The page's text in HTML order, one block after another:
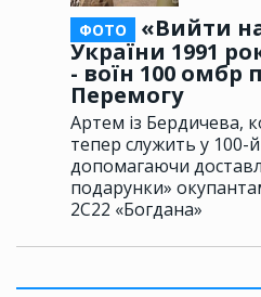
ФОТО
«Вийти
України 1991
- воїн 100 омбр
Перемогу
Артем із Бердичева,
тепер служить у 100-
допомагаючи
подарунки»
2С22 «Богдана»